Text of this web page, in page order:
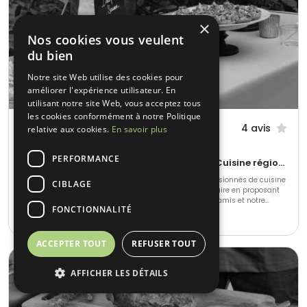
Cocotte Sacree 4 avis
Barbecue et grillades • Gastronomique • Cuisine régionale
Cocotte Sacrée Traiteur a été fondée par deux amis passionnés de cuisine
française. Nous avons commencé notre aventure culinaire en proposant
des plats de saison lors d'événements privés pour nos amis et notre
famille. Forts de l'enthousiasme de nos convives, nous avons décidé de
créer notre entreprise de traiteur événementiel.
20-1000
×
Nos cookies vous veulent
du bien
Notre site Web utilise des cookies pour
améliorer l'expérience utilisateur. En
utilisant notre site Web, vous acceptez tous
les cookies conformément à notre Politique
relative aux cookies. En savoir plus
PERFORMANCE
CIBLAGE
FONCTIONNALITÉ
ACCEPTER TOUT REFUSER TOUT
AFFICHER LES DÉTAILS